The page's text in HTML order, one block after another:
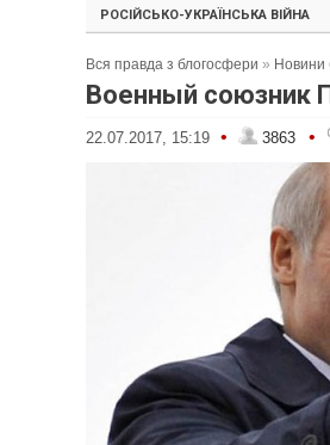
РОСІЙСЬКО-УКРАЇНСЬКА ВІЙНА
Вся правда з блогосфери » Новини
Военный союзник
22.07.2017, 15:19 • 3863 •